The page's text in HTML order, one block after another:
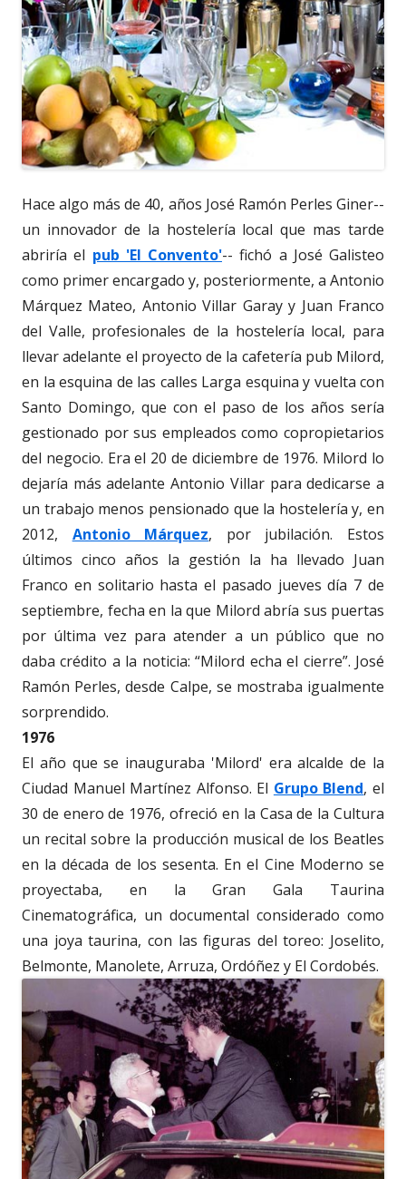
Hace algo más de 40, años José Ramón Perles Giner--
un innovador de la hostelería local que mas tarde
abriría el pub 'El Convento'-- fichó a José Galisteo
como primer encargado y, posteriormente, a Antonio
Márquez Mateo, Antonio Villar Garay y Juan Franco
del Valle, profesionales de la hostelería local, para
llevar adelante el proyecto de la cafetería pub Milord,
en la esquina de las calles Larga esquina y vuelta con
Santo Domingo, que con el paso de los años sería
gestionado por sus empleados como copropietarios
del negocio. Era el 20 de diciembre de 1976. Milord lo
dejaría más adelante Antonio Villar para dedicarse a
un trabajo menos pensionado que la hostelería y, en
2012, Antonio Márquez, por jubilación. Estos
últimos cinco años la gestión la ha llevado Juan
Franco en solitario hasta el pasado jueves día 7 de
septiembre, fecha en la que Milord abría sus puertas
por última vez para atender a un público que no
daba crédito a la noticia: “Milord echa el cierre”. José
Ramón Perles, desde Calpe, se mostraba igualmente
sorprendido.
1976
El año que se inauguraba 'Milord' era alcalde de la
Ciudad Manuel Martínez Alfonso. El Grupo Blend, el
30 de enero de 1976, ofreció en la Casa de la Cultura
un recital sobre la producción musical de los Beatles
en la década de los sesenta. En el Cine Moderno se
proyectaba, en la Gran Gala Taurina
Cinematográfica, un documental considerado como
una joya taurina, con las figuras del toreo: Joselito,
Belmonte, Manolete, Arruza, Ordóñez y El Cordobés.